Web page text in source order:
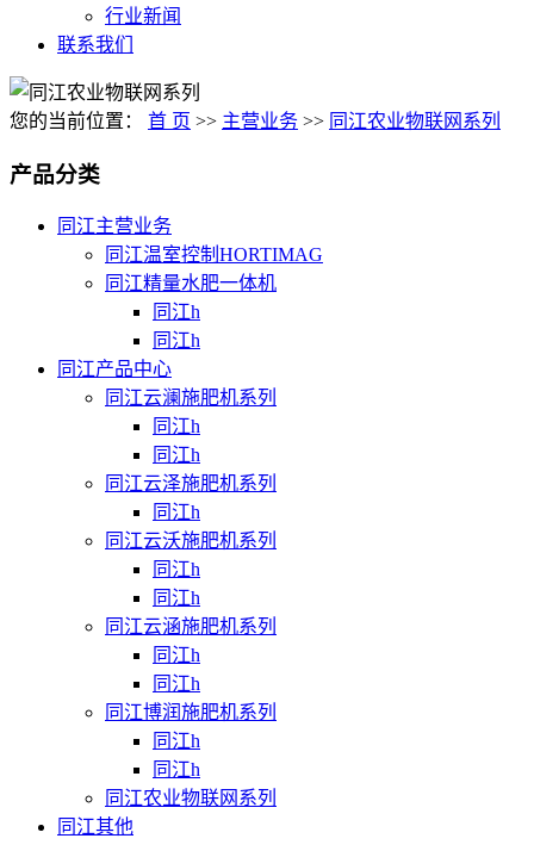
行业新闻
联系我们
您的当前位置： 首 页 >> 主营业务 >> 同江农业物联网系列
产品分类
同江主营业务
同江温室控制HORTIMAG
同江精量水肥一体机
同江h
同江h
同江产品中心
同江云澜施肥机系列
同江h
同江h
同江云泽施肥机系列
同江h
同江云沃施肥机系列
同江h
同江h
同江云涵施肥机系列
同江h
同江h
同江博润施肥机系列
同江h
同江h
同江农业物联网系列
同江其他